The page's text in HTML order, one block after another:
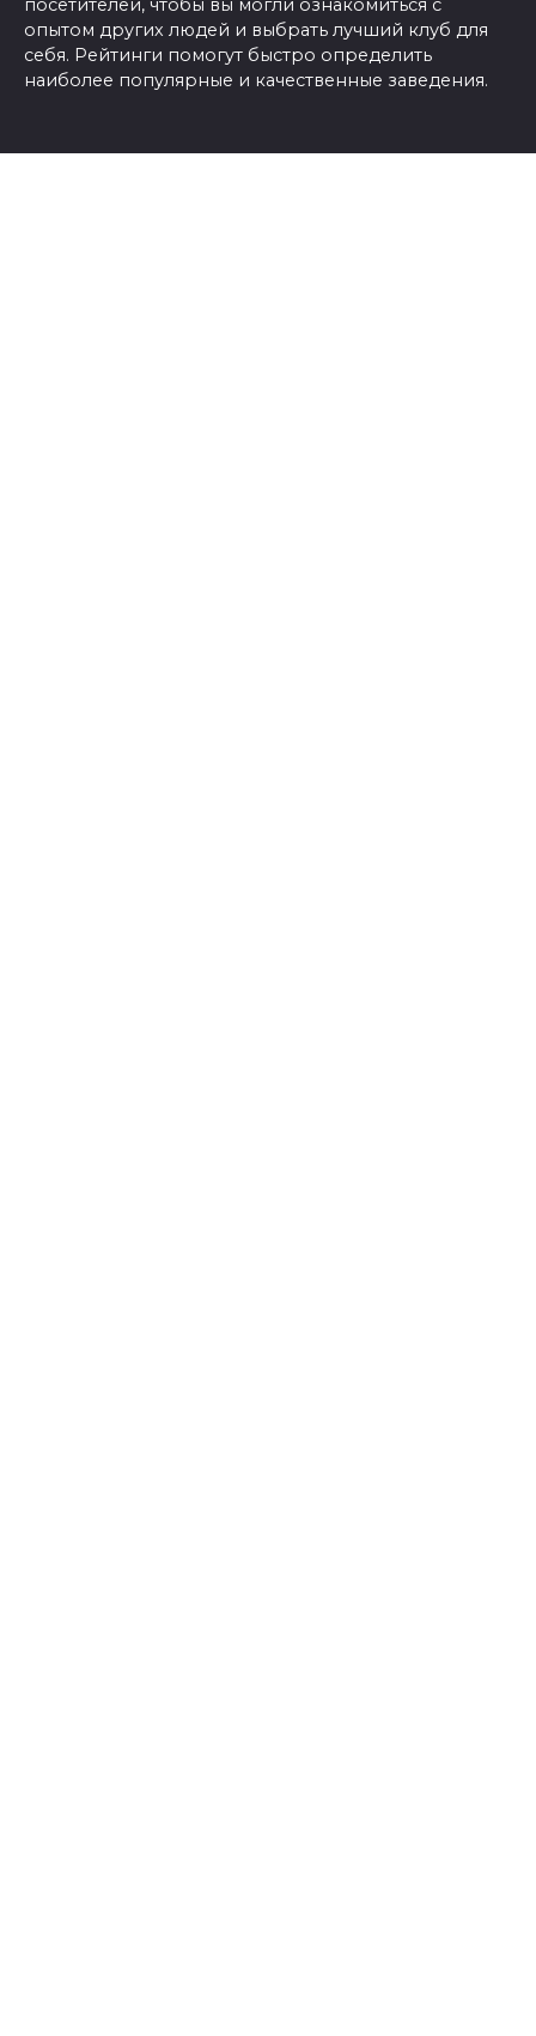
посетителей, чтобы вы могли ознакомиться с
опытом других людей и выбрать лучший клуб для
себя. Рейтинги помогут быстро определить
наиболее популярные и качественные заведения.